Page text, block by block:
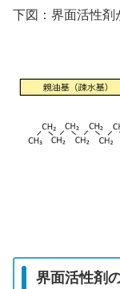
下図：界面活性剤
界面活性剤